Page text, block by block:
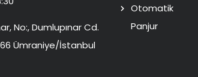
No:, Dumlupınar Cd.
Ümraniye/İstanbul
Otomatik
Panjur